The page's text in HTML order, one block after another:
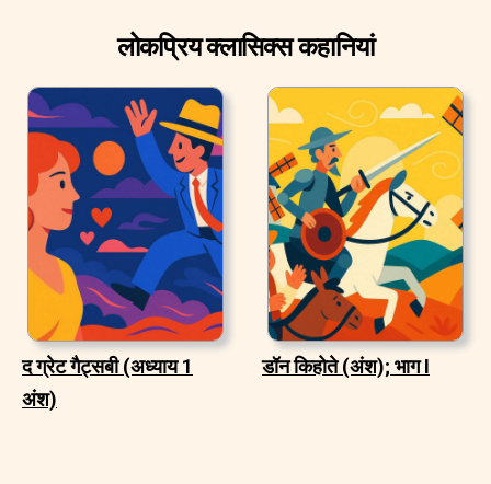
लोकप्रिय क्लासिक्स कहानियां
द ग्रेट गैट्सबी (अध्याय 1
अंश)
डॉन किहोते (अंश); भाग I